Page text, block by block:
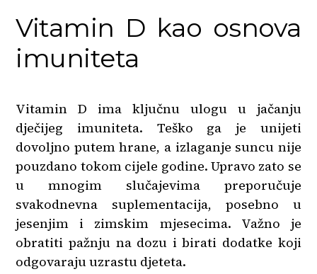
Vitamin D kao osnova
imuniteta
Vitamin D ima ključnu ulogu u jačanju
dječijeg imuniteta. Teško ga je unijeti
dovoljno putem hrane, a izlaganje suncu nije
pouzdano tokom cijele godine. Upravo zato se
u mnogim slučajevima preporučuje
svakodnevna suplementacija, posebno u
jesenjim i zimskim mjesecima. Važno je
obratiti pažnju na dozu i birati dodatke koji
odgovaraju uzrastu djeteta.